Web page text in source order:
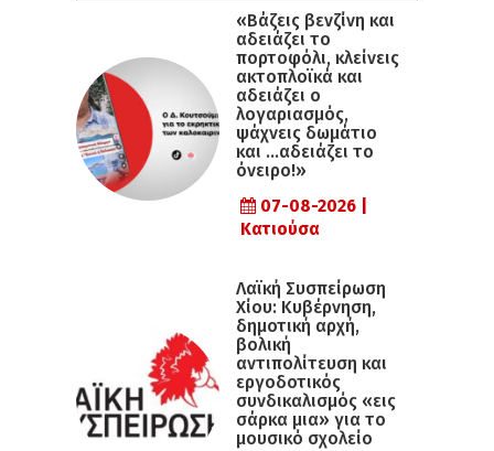
«Βάζεις βενζίνη και
αδειάζει το
πορτοφόλι, κλείνεις
ακτοπλοϊκά και
αδειάζει ο
λογαριασμός,
ψάχνεις δωμάτιο
και …αδειάζει το
όνειρο!»
07-08-2026 |
Κατιούσα
Λαϊκή Συσπείρωση
Χίου: Κυβέρνηση,
δημοτική αρχή,
βολική
αντιπολίτευση και
εργοδοτικός
συνδικαλισμός «εις
σάρκα μια» για το
μουσικό σχολείο